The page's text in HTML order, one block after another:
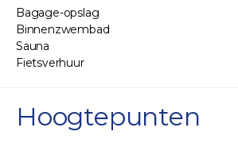
Bagage-opslag
Binnenzwembad
Sauna
Fietsverhuur
Hoogtepunten